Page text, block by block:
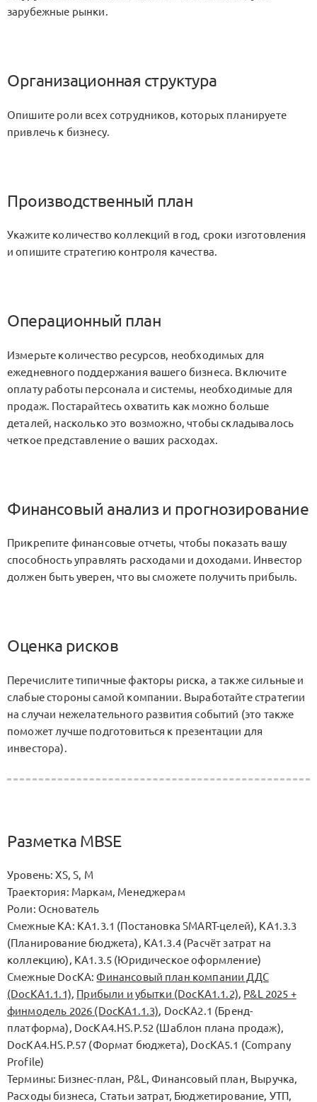
зарубежные рынки.
Организационная структура
Опишите роли всех сотрудников, которых планируете
привлечь к бизнесу.
Производственный план
Укажите количество коллекций в год, сроки изготовления
и опишите стратегию контроля качества.
Операционный план
Измерьте количество ресурсов, необходимых для
ежедневного поддержания вашего бизнеса. Включите
оплату работы персонала и системы, необходимые для
продаж. Постарайтесь охватить как можно больше
деталей, насколько это возможно, чтобы складывалось
четкое представление о ваших расходах.
Финансовый анализ и прогнозирование
Прикрепите финансовые отчеты, чтобы показать вашу
способность управлять расходами и доходами. Инвестор
должен быть уверен, что вы сможете получить прибыль.
Оценка рисков
Перечислите типичные факторы риска, а также сильные и
слабые стороны самой компании. Выработайте стратегии
на случаи нежелательного развития событий (это также
поможет лучше подготовиться к презентации для
инвестора).
Разметка MBSE
Уровень: XS, S, M
Траектория: Маркам, Менеджерам
Роли: Основатель
Смежные KA: KA1.3.1 (Постановка SMART-целей), KA1.3.3
(Планирование бюджета), KA1.3.4 (Расчёт затрат на
коллекцию), KA1.3.5 (Юридическое оформление)
Смежные DocKA:Финансовый план компании ДДС
(DocKA1.1.1), Прибыли и убытки (DocKA1.1.2), P&L 2025 +
финмодель 2026 (DocKA1.1.3), DocKA2.1 (Бренд-
платформа), DocKA4.HS.P.52 (Шаблон плана продаж),
DocKA4.HS.P.57 (Формат бюджета), DocKA5.1 (Company
Profile)
Термины: Бизнес-план, P&L, Финансовый план, Выручка,
Расходы бизнеса, Статьи затрат, Бюджетирование, УТП,